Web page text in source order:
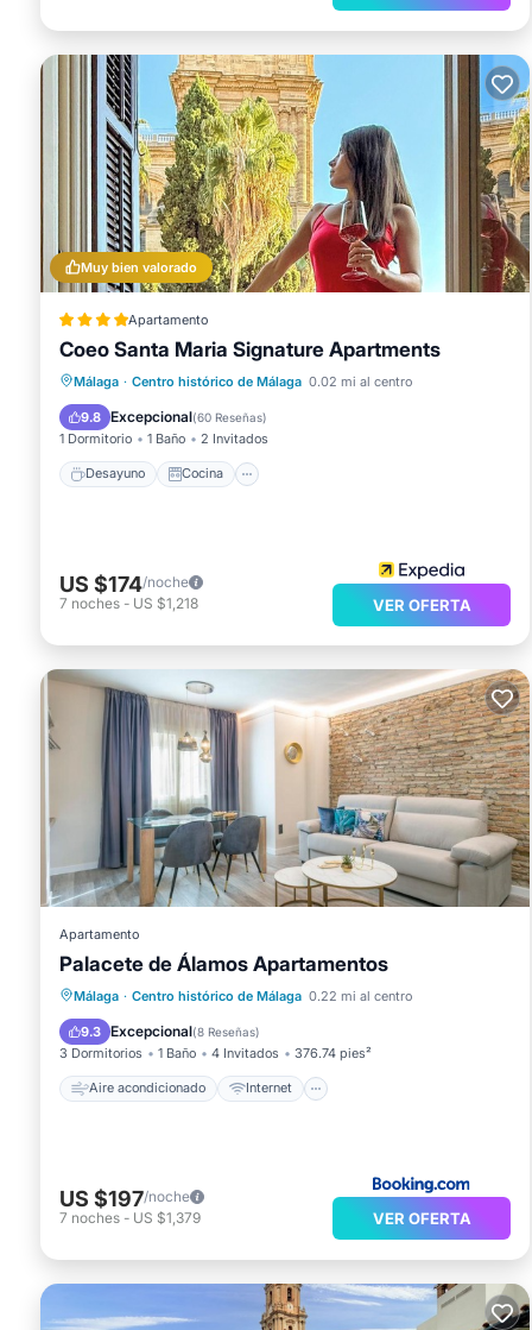
Muy bien valorado
Apartamento
Coeo Santa Maria Signature Apartments
Málaga · Centro histórico de Málaga 0.02 mi al centro
9.8 Excepcional(60 Reseñas)
1 Dormitorio 1 Baño 2 Invitados
Desayuno Cocina
Desayuno
Cocina
Aire acondicionado
US $174/noche
7 noches - US $1,218 VER OFERTA
Apartamento
Palacete de Álamos Apartamentos
Málaga · Centro histórico de Málaga 0.22 mi al centro
9.3 Excepcional(8 Reseñas)
3 Dormitorios 1 Baño 4 Invitados 376.74 pies²
Aire acondicionado Internet
Aire acondicionado
Internet
Apto para niños
US $197/noche
7 noches - US $1,379 VER OFERTA